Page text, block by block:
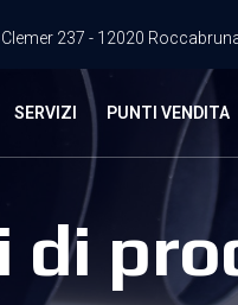
237 - 12020
SERVIZI PUNTI VENDITA
di